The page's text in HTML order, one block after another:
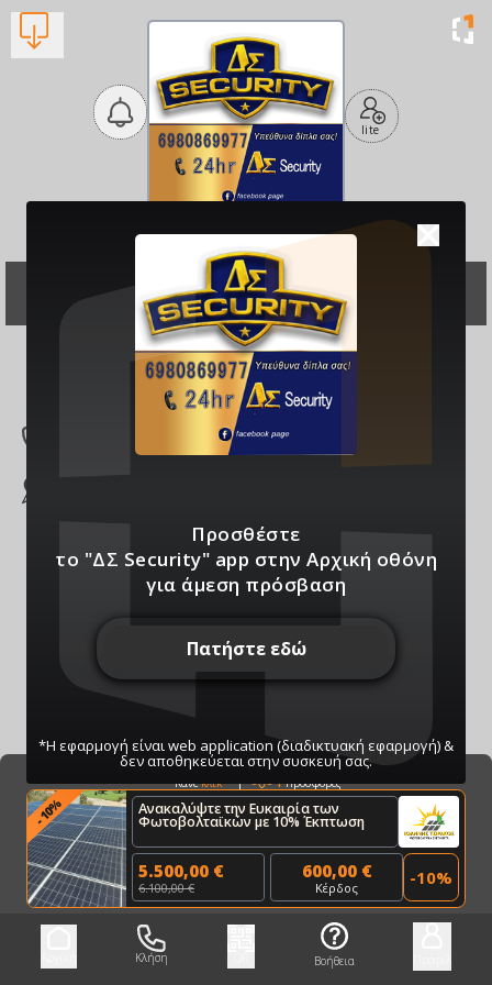
lite
ΔΣ Security
Συστήματα Ασφαλείας και
Υπηρεσίες
Βλέπουν τώρα:1
ΠΑΤΗΣΤΕ ΓΙΑ ΝΑ ΛΑΒΕΤΕ ΕΙΔΟΠΟΙΗΣΕΙΣ
ΜΑΣ
Μπορείτε να κάνετε ανά πάσα στιγμή σίγαση/
ενεργοποίηση μέσω του κουμπιού
Κάνεκλικ
Bazaar
1Προσφορές
-
10% Ανακαλύψτε την Ευκαιρία των
Φωτοβολταϊκών με 10% Έκπτωση
5.500,00 €
6.100,00 €
600,00 €
Κέρδος -10%
Κλήση Βοήθεια
Προσθέστε
το "ΔΣ Security" app στην Αρχική οθόνη
για άμεση πρόσβαση
Πατήστε εδώ
*Η εφαρμογή είναι web application (διαδικτυακή εφαρμογή) &
δεν αποθηκεύεται στην συσκευή σας.